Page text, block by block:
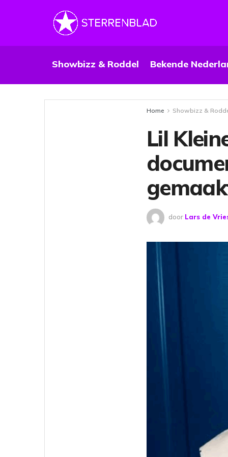
Showbizz & Roddel Bekende
Home Showbizz &
Lil
door Lars de